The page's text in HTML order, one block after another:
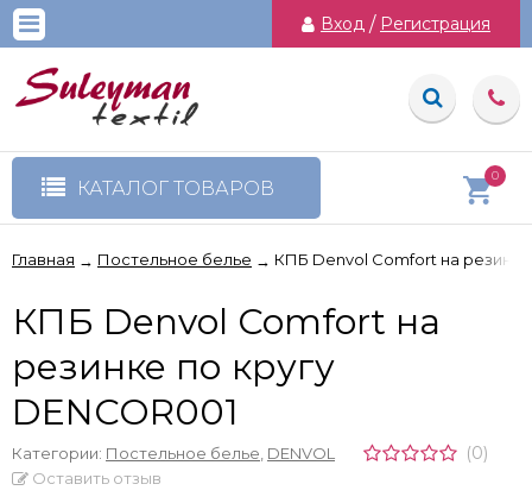
Вход / Регистрация
КАТАЛОГ ТОВАРОВ
0
Главная → Постельное белье → КПБ Denvol Comfort на резинке
КПБ Denvol Comfort на
резинке по кругу
DENCOR001
Категории: Постельное белье DENVOL (0)
Оставить отзыв